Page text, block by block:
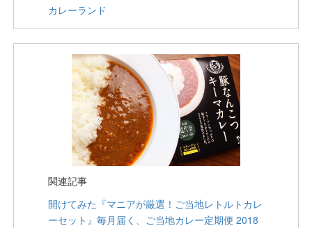
カレーランド
関連記事
開けてみた『マニアが厳選！ご当地レトルトカレ
ーセット』毎月届く、ご当地カレー定期便 2018